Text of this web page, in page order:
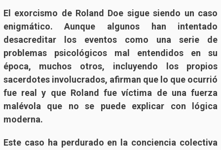
El exorcismo de Roland Doe sigue siendo un caso
enigmático. Aunque algunos han intentado
desacreditar los eventos como una serie de
problemas psicológicos mal entendidos en su
época, muchos otros, incluyendo los propios
sacerdotes involucrados, afirman que lo que ocurrió
fue real y que Roland fue víctima de una fuerza
malévola que no se puede explicar con lógica
moderna.
Este caso ha perdurado en la conciencia colectiva